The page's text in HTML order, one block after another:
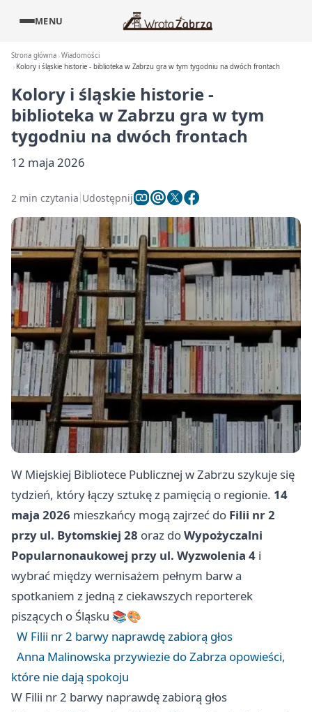
MENU
Strona główna Wiadomości
Kolory i śląskie historie - biblioteka w Zabrzu gra w tym tygodniu na dwóch frontach
Kolory i śląskie historie -
biblioteka w Zabrzu gra w tym
tygodniu na dwóch frontach
12 maja 2026
2 min czytania Udostępnij
W Miejskiej Bibliotece Publicznej w Zabrzu szykuje się
tydzień, który łączy sztukę z pamięcią o regionie. 14
maja 2026 mieszkańcy mogą zajrzeć do Filii nr 2
przy ul. Bytomskiej 28 oraz doWypożyczalni
Popularnonaukowej przy ul. Wyzwolenia 4 i
wybrać między wernisażem pełnym barw a
spotkaniem z jedną z ciekawszych reporterek
piszących o Śląsku 📚🎨
W Filii nr 2 barwy naprawdę zabiorą głos
Anna Malinowska przywiezie do Zabrza opowieści,
które nie dają spokoju
W Filii nr 2 barwy naprawdę zabiorą głos